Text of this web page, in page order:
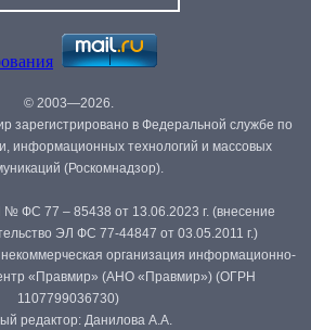
© 2003—2026.
зарегистрировано в Федеральной службе по
информационных технологий и массовых
(Роскомнадзор).
№ ФС 77 – 85438 от 13.06.2023 г. (внесение
ЭЛ ФС 77-44847 от 03.05.2011 г.)
организация информационно-
«Правмир» (АНО «Правмир») (ОГРН
1107799036730)
редактор: Данилова А.А.